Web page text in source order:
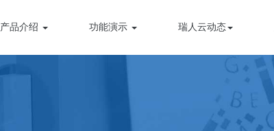
产品介绍 功能演示 瑞人云动态